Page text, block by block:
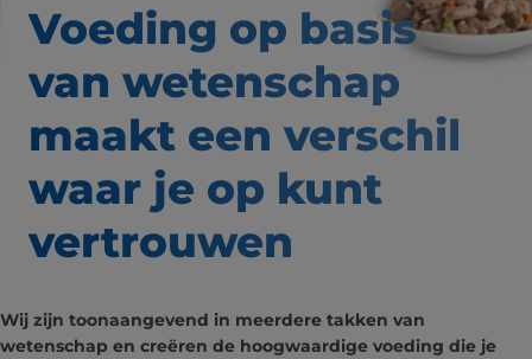
Voeding op basis
van wetenschap
maakt een verschil
waar je op kunt
vertrouwen
Wij zijn toonaangevend in meerdere takken van
wetenschap en creëren de hoogwaardige voeding die je